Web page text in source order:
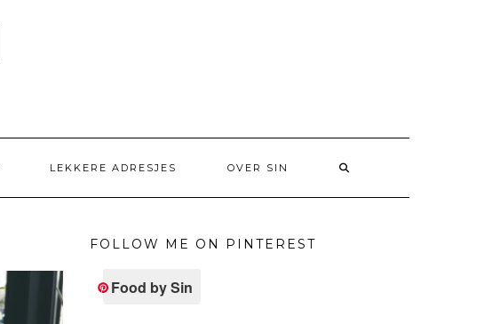
LEKKERE ADRESJES OVER SIN
FOLLOW ME ON PINTEREST
Food by Sin